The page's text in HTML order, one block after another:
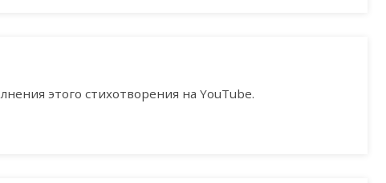
этого стихотворения на YouTube.